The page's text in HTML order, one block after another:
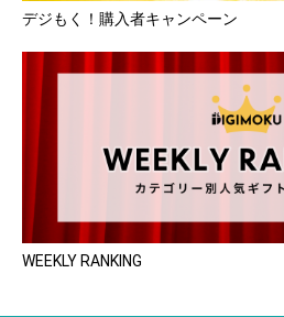
デジもく！購入者キャンペーン
WEEKLY RANKING